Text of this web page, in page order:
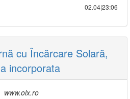
02.04|23:06
cu Încărcare Solară,
incorporata
www.olx.ro